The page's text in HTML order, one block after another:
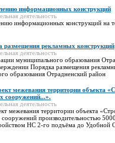
информационных конструкций
деятельность
информационных конструкций на
размещения рекламных конструкций
деятельность
муниципального образования
Порядка размещения
образования Отрадненский район
межевания территории объекта
сооружений...».
деятельность
межевания территории объекта
производительностью
НС 2-го подъёма до Удобной